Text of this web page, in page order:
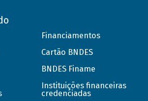
Financiamentos
Cartão BNDES
BNDES Finame
Instituições financeiras
credenciadas